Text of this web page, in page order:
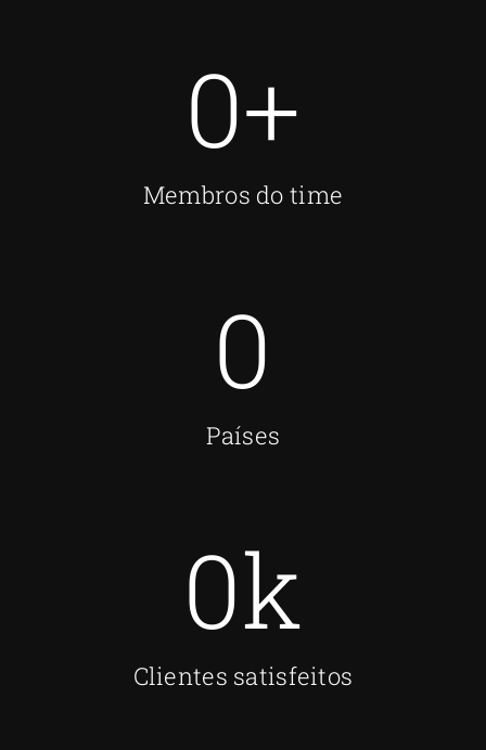
0+
Membros do time
0
Países
0k
Clientes satisfeitos